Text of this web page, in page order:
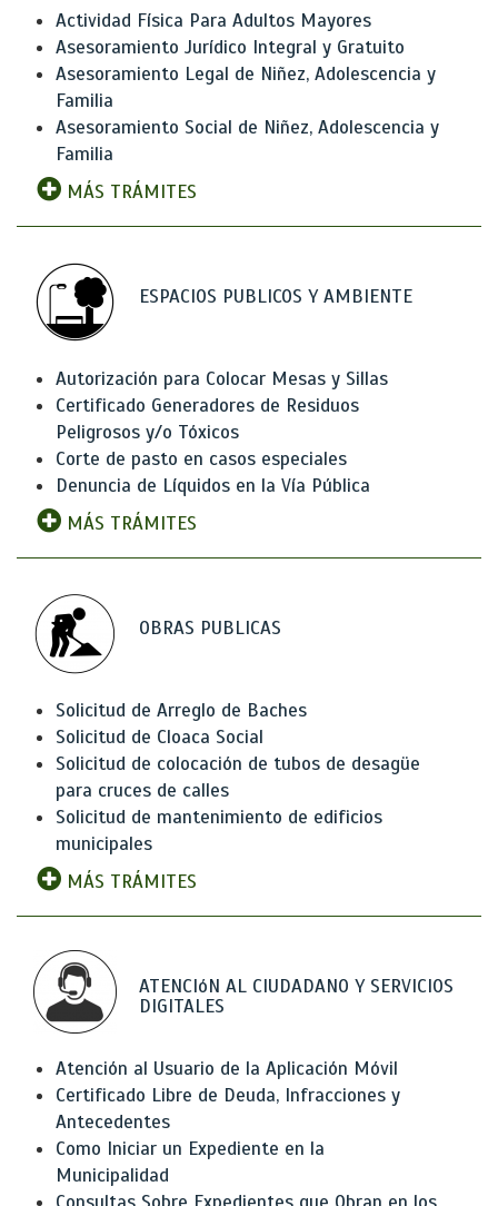
Actividad Física Para Adultos Mayores
Asesoramiento Jurídico Integral y Gratuito
Asesoramiento Legal de Niñez, Adolescencia y
Familia
Asesoramiento Social de Niñez, Adolescencia y
Familia
MÁS TRÁMITES
ESPACIOS PUBLICOS Y AMBIENTE
Autorización para Colocar Mesas y Sillas
Certificado Generadores de Residuos
Peligrosos y/o Tóxicos
Corte de pasto en casos especiales
Denuncia de Líquidos en la Vía Pública
MÁS TRÁMITES
OBRAS PUBLICAS
Solicitud de Arreglo de Baches
Solicitud de Cloaca Social
Solicitud de colocación de tubos de desagüe
para cruces de calles
Solicitud de mantenimiento de edificios
municipales
MÁS TRÁMITES
ATENCIóN AL CIUDADANO Y SERVICIOS
DIGITALES
Atención al Usuario de la Aplicación Móvil
Certificado Libre de Deuda, Infracciones y
Antecedentes
Como Iniciar un Expediente en la
Municipalidad